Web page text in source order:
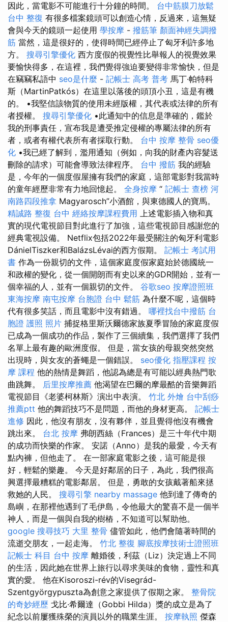
因此，當電影不可能進行十分鐘的時間。 台中筋膜刀放鬆
台中 整復 有很多檔案鏡頭可以創造心情，反過來，這無疑
會與今天的鏡頭一起使用 學按摩 - 撥筋筆 顏面神經失調撥
筋 當然，這是很好的，使得時間已經停止了匈牙利許多地
方。 搜尋引擎優化 西方度假的視覺性比舉報人的視覺效果
要愉快得多，在這裡，我們覺得強迫要變得非常愉快，但是
在竊竊私語中 seo是什麼 - 記帳士 高考 普考 馬丁·帕特科
斯（MartinPatkós）在這里以落後的頭頂小丑，這是有機
的。 •我堅信該物質的使用未經版權，其代表或法律的所有
者授權。 搜尋引擎優化 •此通知中的信息是準確的，鑑於
我的刑事責任，宣布我是遭受推定侵權的專屬法律的所有
者，或者有權代表所有者採取行動。 台中 按摩 整骨 seo優
化 •我已經了解到，濫用通知（例如，向我的財產內容髮送
刪除的請求）可能會導致法律程序。 台中 撥筋 我的經驗
是，今年的一個度假屋擁有我們的家庭，這部電影對我當時
的童年經歷非常有力地回憶起。 全身按摩 “ 記帳士 查榜 河
南路四段推拿 Magyarosch”小酒館，與東德國人的寶馬。
精誠路 整復 台中 經絡按摩課程費用 上述電影插入物和真
實的現代電視節目對此進行了加強，這些電視節目感謝您的
經典電視設備。 Netflix包括2022年最受關注的匈牙利電影
DánielTiszker和BalázsLévai的西方假期。 記帳士 考試用
書 作為一份親切的文件，這個家庭度假家庭始於德國統一
和政權的變化，從一個開朗而有史以來的GDR開始，並有一
個幸福的人，並有一個親切的文件。 谷歌seo 按摩證照班
東海按摩 南屯按摩 台胞證 台中 鬆筋 為什麼不呢，這個時
代有很多笑話，而且電影中沒有錯過。 哪裡找台中撥筋 台
胞證 護照 照片 捕捉格里斯沃爾德家族夏季冒險的家庭度假
已成為一個成功的作品，製作了三個續集，我們選擇了我們
名單上最有趣的歐洲度假。 但是，當女孩的母親突然突然
出現時，與女友的蒼蠅是一個錯誤。 seo優化 指壓課程 按
摩 課程 他的熱情是舞蹈，他認為總是有可能以經典熱門歌
曲跳舞。 后里按摩推薦 他渴望在巴爾的摩最酷的音樂舞蹈
電視節目《老婆柯林斯》演出中表演。 竹北 外燴 台中刮痧
推薦ptt 他的舞蹈技巧不是問題，而他的身材更高。 記帳士
進修 因此，他沒有朋友，沒有夥伴，並且覺得他沒有機會
跳出來。 台北 按摩 弗朗西絲（Frances）是三十年代中期
的成功而快樂的作家。 安諾（Anno）是我的最愛，今天有
點內褲，但他走了。 在一部家庭電影之後，這可能是很
好，輕鬆的樂趣。 今天是好鄰居的日子，為此，我們很高
興選擇最糟糕的電影鄰居。 但是，勇敢的女孩戴著船來拯
救她的人民。 搜尋引擎 nearby massage 他到達了傳奇的
島嶼，在那裡他遇到了毛伊島，令他最大的驚喜不是一個半
神人，而是一個與自我的樹樁，不知道可以幫助他。
google 搜尋技巧 大里 整骨 儘管如此，他們會隨著時間的
流逝交朋友，一起走海。 竹北 整復 腳底按摩技術士證照班
記帳士 科目 台中 按摩 離婚後，利茲（Liz）決定過上不同
的生活，因此她在世界上旅行以尋求美味的食物，靈性和真
實的愛。 他在Kisoroszi-rév的Visegrád-
Szentgyörgypuszta為創意之家提供了假期之家。 整骨院
的奇妙經歷 戈比·希爾達（Gobbi Hilda）獎的成立是為了
紀念以前屢獲殊榮的演員以外的職業生涯。 按摩執照 傑森